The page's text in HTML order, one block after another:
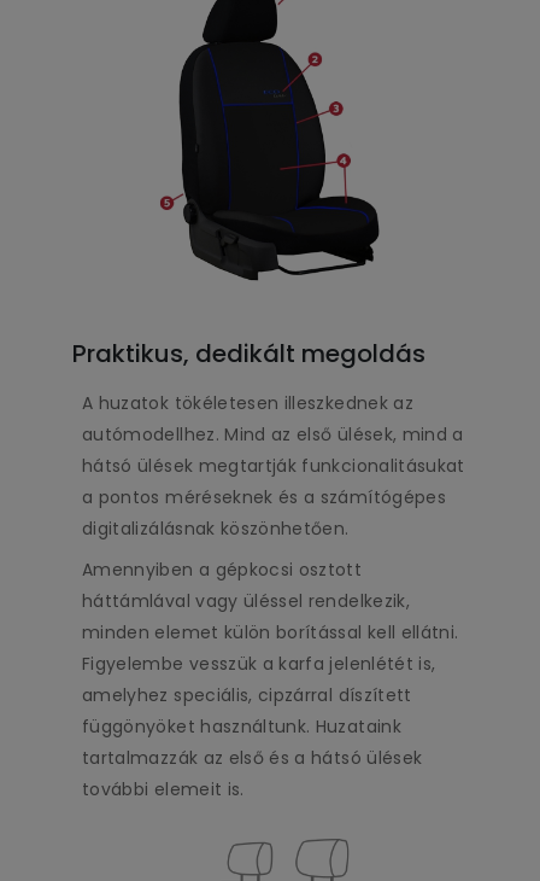
Praktikus, dedikált megoldás
A huzatok tökéletesen illeszkednek az
autómodellhez. Mind az első ülések, mind a
hátsó ülések megtartják funkcionalitásukat
a pontos méréseknek és a számítógépes
digitalizálásnak köszönhetően.
Amennyiben a gépkocsi osztott
háttámlával vagy üléssel rendelkezik,
minden elemet külön borítással kell ellátni.
Figyelembe vesszük a karfa jelenlétét is,
amelyhez speciális, cipzárral díszített
függönyöket használtunk. Huzataink
tartalmazzák az első és a hátsó ülések
további elemeit is.